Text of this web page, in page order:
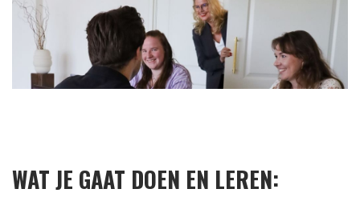
WAT JE GAAT DOEN EN LEREN: